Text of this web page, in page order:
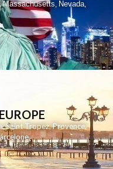
Massachusetts, Nevada,
,Saint Tropez,Provence,
,